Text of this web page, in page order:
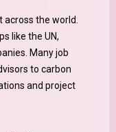
like the UN,
Many job
to carbon
and project